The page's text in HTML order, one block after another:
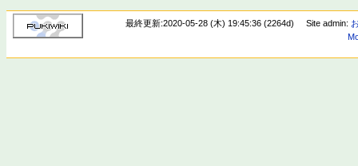
最終更新:2020-05-28 (木) 19:45:36 (2264d) Site admin: